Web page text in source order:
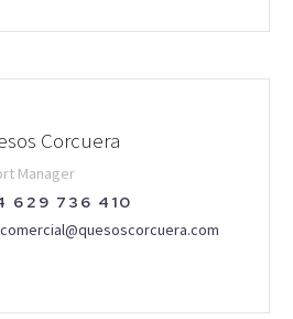
Corcuera
Manager
629 736 410
comercial@quesoscorcuera.com